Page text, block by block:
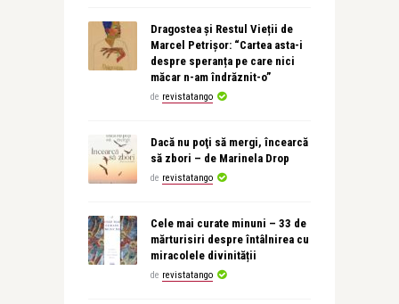
Dragostea și Restul Vieții de
Marcel Petrișor: “Cartea asta-i
despre speranța pe care nici
măcar n-am îndrăznit-o”
de revistatango
Dacă nu poţi să mergi, încearcă
să zbori – de Marinela Drop
de revistatango
Cele mai curate minuni – 33 de
mărturisiri despre întâlnirea cu
miracolele divinității
de revistatango